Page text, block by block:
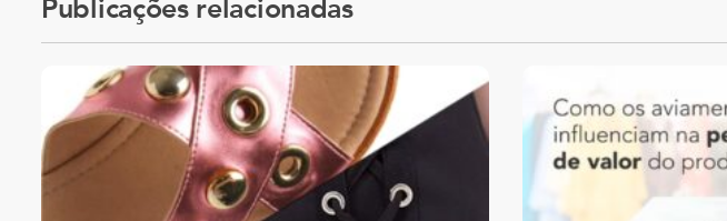
Publicações relacionadas